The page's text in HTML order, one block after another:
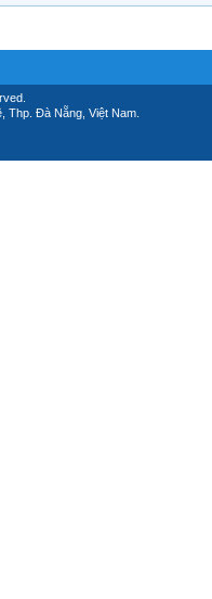
Thp. Đà Nẵng, Việt Nam.